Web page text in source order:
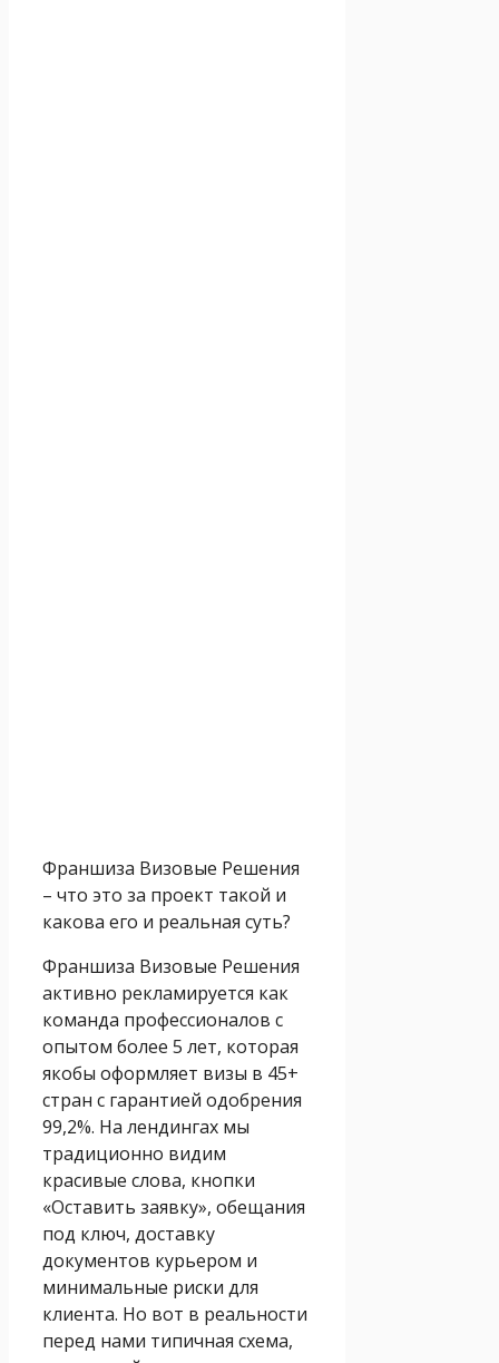
Франшиза Визовые Решения
– что это за проект такой и
какова его и реальная суть?
Франшиза Визовые Решения
активно рекламируется как
команда профессионалов с
опытом более 5 лет, которая
якобы оформляет визы в 45+
стран с гарантией одобрения
99,2%. На лендингах мы
традиционно видим
красивые слова, кнопки
«Оставить заявку», обещания
под ключ, доставку
документов курьером и
минимальные риски для
клиента. Но вот в реальности
перед нами типичная схема,